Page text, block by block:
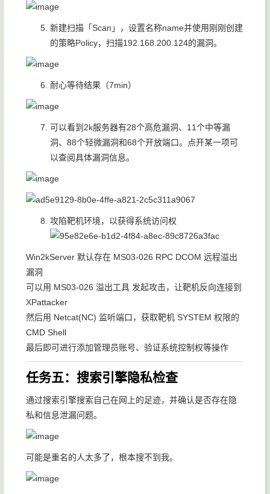
新建扫描「Scan」，设置名称name并使用刚刚创建
的策略Policy，扫描192.168.200.124的漏洞。
耐心等待结果（7min）
可以看到2k服务器有28个高危漏洞、11个中等漏
洞、88个轻微漏洞和68个开放端口。点开某一项可
以查阅具体漏洞信息。
攻陷靶机环境，以获得系统访问权
Win2kServer 默认存在 MS03-026 RPC DCOM 远程溢出
漏洞
可以用 MS03-026 溢出工具 发起攻击，让靶机反向连接到
XPattacker
然后用 Netcat(NC) 监听端口，获取靶机 SYSTEM 权限的
CMD Shell
最后即可进行添加管理员账号、验证系统控制权等操作
任务五：搜索引擎隐私检查
通过搜索引擎搜索自己在网上的足迹，并确认是否存在隐
私和信息泄漏问题。
可能是重名的人太多了，根本搜不到我。